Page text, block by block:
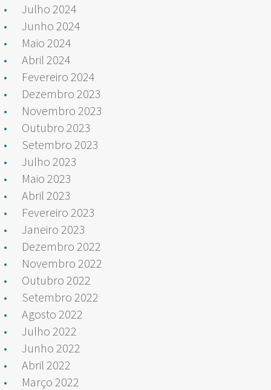
Julho 2024
Junho 2024
Maio 2024
Abril 2024
Fevereiro 2024
Dezembro 2023
Novembro 2023
Outubro 2023
Setembro 2023
Julho 2023
Maio 2023
Abril 2023
Fevereiro 2023
Janeiro 2023
Dezembro 2022
Novembro 2022
Outubro 2022
Setembro 2022
Agosto 2022
Julho 2022
Junho 2022
Abril 2022
Março 2022